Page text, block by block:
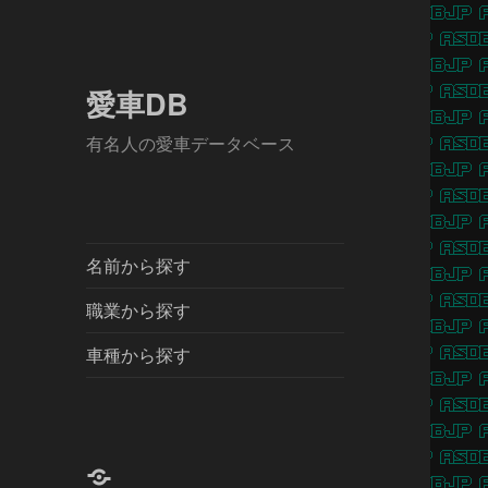
愛車DB
有名人の愛車データベース
名前から探す
職業から探す
車種から探す
X